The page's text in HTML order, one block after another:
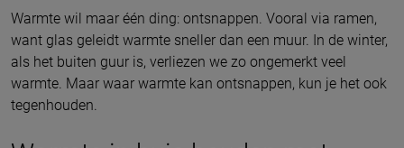
Warmte wil maar één ding: ontsnappen. Vooral via ramen,
want glas geleidt warmte sneller dan een muur. In de winter,
als het buiten guur is, verliezen we zo ongemerkt veel
warmte. Maar waar warmte kan ontsnappen, kun je het ook
tegenhouden.